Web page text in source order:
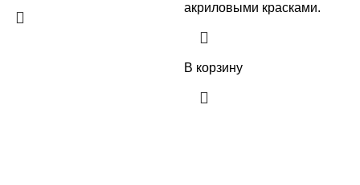
акриловыми красками.
В корзину